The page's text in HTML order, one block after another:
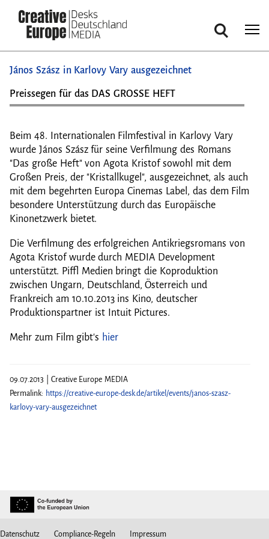
zum
Inhalt
Suche
János Szász in Karlovy Vary ausgezeichnet
Preissegen für das DAS GROSSE HEFT
Beim 48. Internationalen Filmfestival in Karlovy Vary
wurde János Szász für seine Verfilmung des Romans
"Das große Heft" von Agota Kristof sowohl mit dem
Großen Preis, der "Kristallkugel", ausgezeichnet, als auch
mit dem begehrten Europa Cinemas Label, das dem Film
besondere Unterstützung durch das Europäische
Kinonetzwerk bietet.
Die Verfilmung des erfolgreichen Antikriegsromans von
Agota Kristof wurde durch MEDIA Development
unterstützt. Piffl Medien bringt die Koproduktion
zwischen Ungarn, Deutschland, Österreich und
Frankreich am 10.10.2013 ins Kino, deutscher
Produktionspartner ist Intuit Pictures.
Mehr zum Film gibt's hier
09.07.2013 | Creative Europe MEDIA
Permalink: https://creative-europe-desk.de/artikel/events/janos-szasz-
karlovy-vary-ausgezeichnet
Datenschutz Compliance-Regeln Impressum